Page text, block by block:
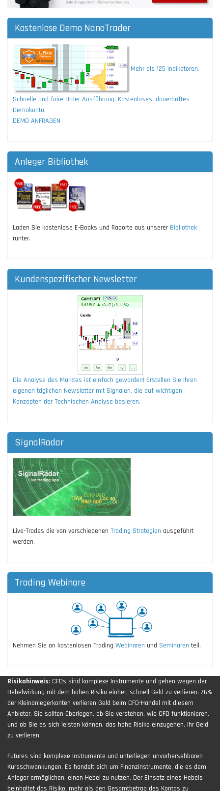
Kostenlose Demo NanoTrader
Mehr als 125 Indikatoren.
Schnelle und faire Order-Ausführung. Kostenloses, dauerhaftes
Demokonto.
DEMO ANFRAGEN
Anleger Bibliothek
Laden Sie kostenlose E-Books und Raporte aus unserer Bibliothek
runter.
Kundenspezifischer Newsletter
Die Analyse des Marktes ist einfach geworden! Erstellen Sie Ihren
eigenen täglichen Newsletter mit Signalen, die auf wichtigen
Konzepten der Technischen Analyse basieren.
SignalRadar
Live-Trades die von verschiedenen Trading Strategien ausgeführt
werden.
Trading Webinare
Nehmen Sie an kostenlosen Trading Webinaren und Seminaren teil.
Risikohinweis: CFDs sind komplexe Instrumente und gehen wegen der
Hebelwirkung mit dem hohen Risiko einher, schnell Geld zu verlieren. 76%
der Kleinanlegerkonten verlieren Geld beim CFD-Handel mit diesem
Anbieter. Sie sollten überlegen, ob Sie verstehen, wie CFD funktionieren,
und ob Sie es sich leisten können, das hohe Risiko einzugehen, Ihr Geld
zu verlieren.
Futures sind komplexe Instrumente und unterliegen unvorhersehbaren
Kursschwankungen. Es handelt sich um Finanzinstrumente, die es dem
Anleger ermöglichen, einen Hebel zu nutzen. Der Einsatz eines Hebels
beinhaltet das Risiko, mehr als den Gesamtbetrag des Kontos zu